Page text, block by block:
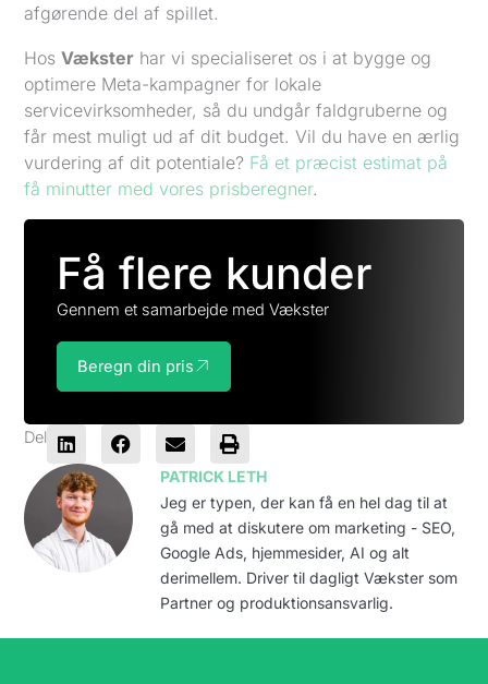
afgørende del af spillet.
HosVækster har vi specialiseret os i at bygge og
optimere Meta-kampagner for lokale
servicevirksomheder, så du undgår faldgruberne og
får mest muligt ud af dit budget. Vil du have en ærlig
vurdering af dit potentiale? Få et præcist estimat på
få minutter med vores prisberegner.
Få flere kunder
Gennem et samarbejde med Vækster
Beregn din pris
Del
PATRICK LETH
Jeg er typen, der kan få en hel dag til at
gå med at diskutere om marketing - SEO,
Google Ads, hjemmesider, AI og alt
derimellem. Driver til dagligt Vækster som
Partner og produktionsansvarlig.